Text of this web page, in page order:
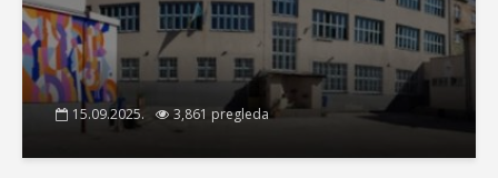
15.09.2025. 3,861 pregleda